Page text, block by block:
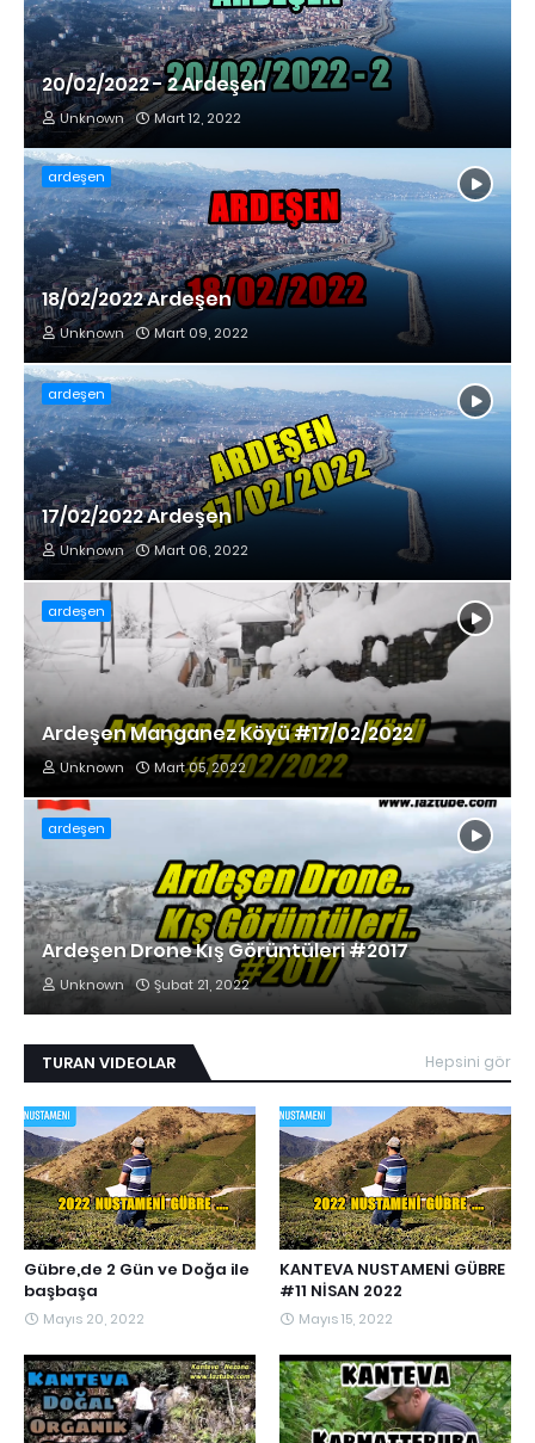
20/02/2022 - 2 Ardeşen
Unknown Mart 12, 2022
ardeşen
18/02/2022 Ardeşen
Unknown Mart 09, 2022
ardeşen
17/02/2022 Ardeşen
Unknown Mart 06, 2022
ardeşen
Ardeşen Manganez Köyü #17/02/2022
Unknown Mart 05, 2022
ardeşen
Ardeşen Drone Kış Görüntüleri #2017
Unknown Şubat 21, 2022
TURAN VIDEOLAR Hepsini gör
Gübre,de 2 Gün ve Doğa ile
başbaşa
Mayıs 20, 2022
KANTEVA NUSTAMENİ GÜBRE
#11 NİSAN 2022
Mayıs 15, 2022